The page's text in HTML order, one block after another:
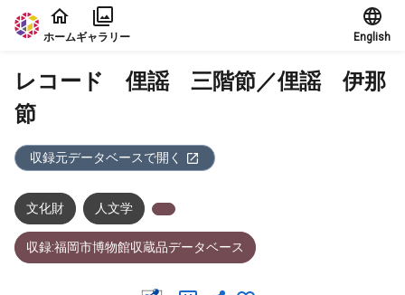
本文に飛ぶ
ホームギャラリー English
レコード 俚謡 三階節／俚謡 伊那
節
収録元データベースで開く
文化財 人文学
収録:福岡市博物館収蔵品データベース